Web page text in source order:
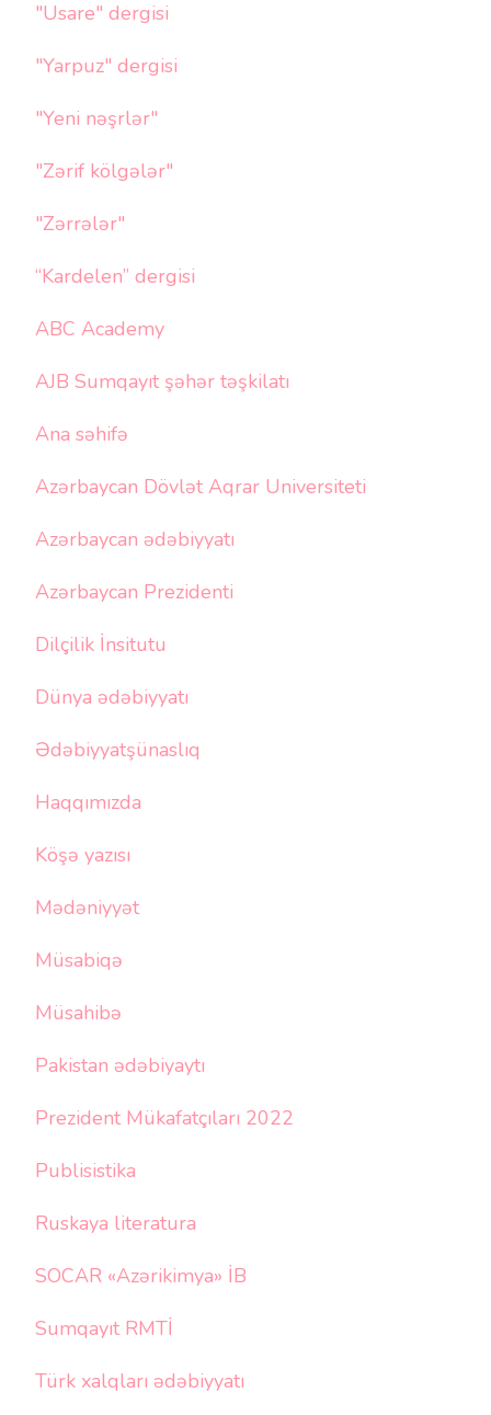
"Usare" dergisi
"Yarpuz" dergisi
"Yeni nəşrlər"
"Zərif kölgələr"
"Zərrələr"
“Kardelen” dergisi
ABC Academy
AJB Sumqayıt şəhər təşkilatı
Ana səhifə
Azərbaycan Dövlət Aqrar Universiteti
Azərbaycan ədəbiyyatı
Azərbaycan Prezidenti
Dilçilik İnsitutu
Dünya ədəbiyyatı
Ədəbiyyatşünaslıq
Haqqımızda
Köşə yazısı
Mədəniyyət
Müsabiqə
Müsahibə
Pakistan ədəbiyaytı
Prezident Mükafatçıları 2022
Publisistika
Ruskaya literatura
SOCAR «Azərikimya» İB
Sumqayıt RMTİ
Türk xalqları ədəbiyyatı